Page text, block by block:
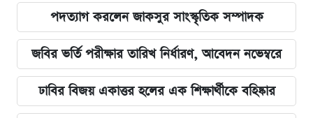
পদত্যাগ করলেন জাকসুর সাংস্কৃতিক সম্পাদক
জবির ভর্তি পরীক্ষার তারিখ নির্ধারণ, আবেদন নভেম্বরে
ঢাবির বিজয় একাত্তর হলের এক শিক্ষার্থীকে বহিষ্কার